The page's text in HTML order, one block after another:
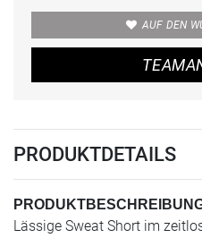
AUF DEN
PRODUKTDETAILS
Lässige Sweat Short im